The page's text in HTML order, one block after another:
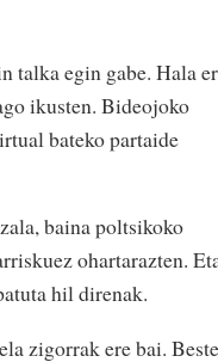
talka egin gabe. Hala
ikusten. Bideojoko
bateko partaide
baina poltsikoko
ohartarazten.
hil direnak.
zigorrak ere bai. Beste